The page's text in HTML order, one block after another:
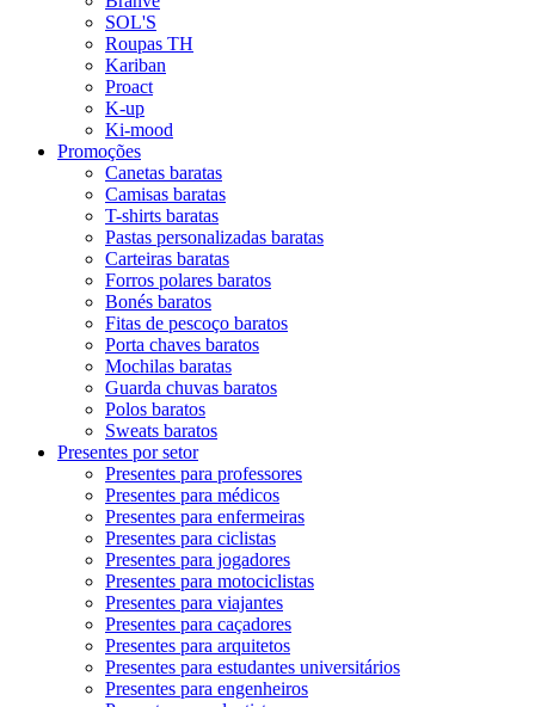
SOL'S
Roupas TH
Kariban
Proact
K-up
Ki-mood
Promoções
Canetas baratas
Camisas baratas
T-shirts baratas
Pastas personalizadas baratas
Carteiras baratas
Forros polares baratos
Bonés baratos
Fitas de pescoço baratos
Porta chaves baratos
Mochilas baratas
Guarda chuvas baratos
Polos baratos
Sweats baratos
Presentes por setor
Presentes para professores
Presentes para médicos
Presentes para enfermeiras
Presentes para ciclistas
Presentes para jogadores
Presentes para motociclistas
Presentes para viajantes
Presentes para caçadores
Presentes para arquitetos
Presentes para estudantes universitários
Presentes para engenheiros